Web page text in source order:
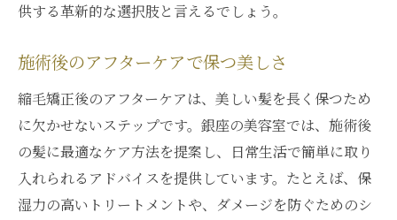
供する革新的な選択肢と言えるでしょう。
施術後のアフターケアで保つ美しさ
縮毛矯正後のアフターケアは、美しい髪を長く保つため
に欠かせないステップです。銀座の美容室では、施術後
の髪に最適なケア方法を提案し、日常生活で簡単に取り
入れられるアドバイスを提供しています。たとえば、保
湿力の高いトリートメントや、ダメージを防ぐためのシ